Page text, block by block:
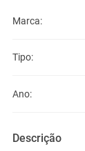
Marca:
Tipo:
Ano:
Descrição